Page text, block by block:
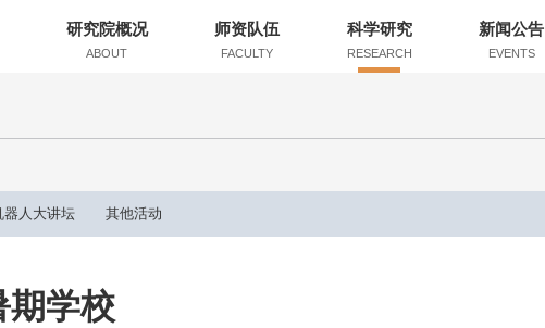
研究院概况
ABOUT
师资队伍
FACULTY
科学研究
RESEARCH
新闻公告
EVENTS
器人大讲坛 其他活动
期学校